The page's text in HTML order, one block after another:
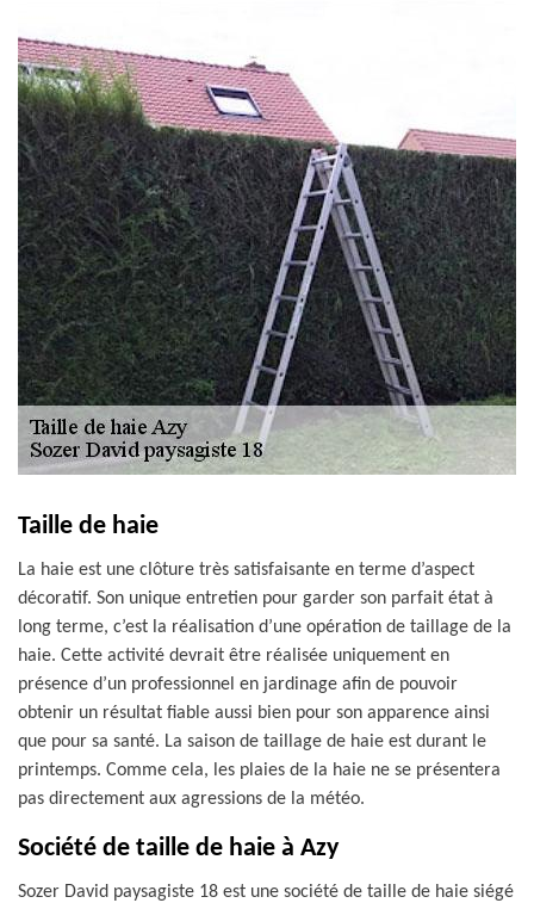
Taille de haie
La haie est une clôture très satisfaisante en terme d’aspect
décoratif. Son unique entretien pour garder son parfait état à
long terme, c’est la réalisation d’une opération de taillage de la
haie. Cette activité devrait être réalisée uniquement en
présence d’un professionnel en jardinage afin de pouvoir
obtenir un résultat fiable aussi bien pour son apparence ainsi
que pour sa santé. La saison de taillage de haie est durant le
printemps. Comme cela, les plaies de la haie ne se présentera
pas directement aux agressions de la météo.
Société de taille de haie à Azy
Sozer David paysagiste 18 est une société de taille de haie siégé